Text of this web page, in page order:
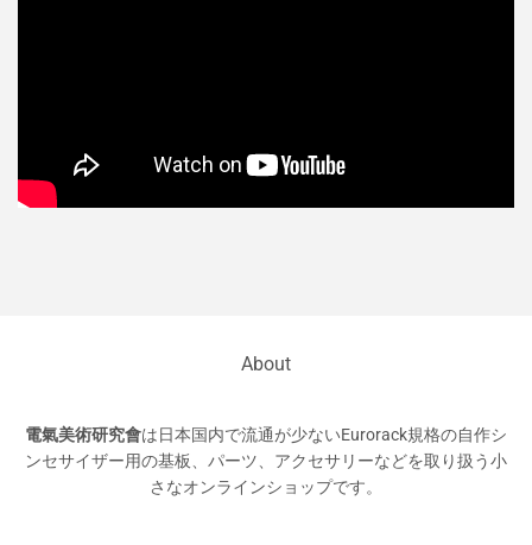
About
電氣美術研究會は日本国内で流通が少ないEurorack規格の自作シ
ンセサイザー用の基板、パーツ、アクセサリーなどを取り扱う小
さなオンラインショップです。